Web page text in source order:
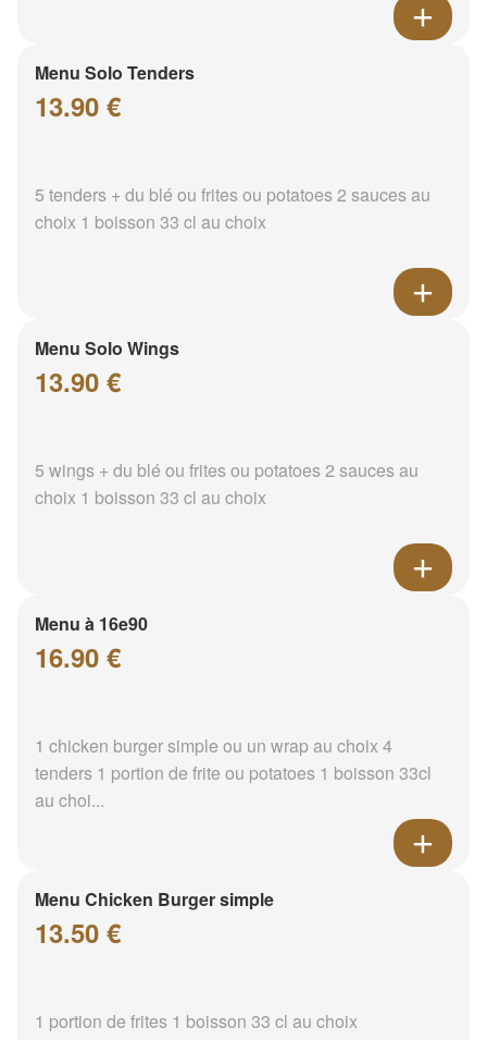
Menu Solo Tenders
13.90 €
5 tenders + du blé ou frites ou potatoes 2 sauces au
choix 1 boisson 33 cl au choix
Menu Solo Wings
13.90 €
5 wings + du blé ou frites ou potatoes 2 sauces au
choix 1 boisson 33 cl au choix
Menu à 16e90
16.90 €
1 chicken burger simple ou un wrap au choix 4
tenders 1 portion de frite ou potatoes 1 boisson 33cl
au choi...
Menu Chicken Burger simple
13.50 €
1 portion de frites 1 boisson 33 cl au choix